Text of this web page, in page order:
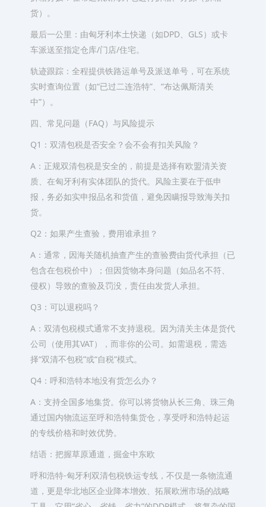
货）。
最后一公里：由匈牙利本土快递（如DPD、GLS）或卡
车派送至指定仓库/门店/住宅。
轨迹跟踪：全程提供铁路运单号及派送单号，可在系统
实时查询位置（如“已过二连浩特”、“布达佩斯清关
中”）。
四、常见问题（FAQ）与风险提示
Q1：双清包税是否安全？会不会有扣关风险？
A：正规双清包税是安全的，前提是选择有欧盟清关资
质、在匈牙利有实体团队的货代。风险主要在于低申
报，务必如实申报品名和货值，避免因瞒报导致海关扣
货。
Q2：如果产生查验，费用谁承担？
A：通常，因海关随机抽查产生的查验费由货代承担（已
包含在包税价中）；但因货物本身问题（如品名不符、
侵权）导致的查验及罚没，责任由发货人承担。
Q3：可以退税吗？
A：双清包税模式通常不支持退税。因为清关主体是货代
公司（使用其VAT），而非你的公司。如需退税，需选
择“双清不包税”或“自税”模式。
Q4：呼和浩特本地没有货怎么办？
A：支持全国多地集货。你可以将货物从长三角、珠三角
通过国内物流运至呼和浩特集货仓，享受呼和浩特起运
的专线价格和时效优势。
结语：把握草原通道，掘金中东欧
呼和浩特-匈牙利双清包税铁运专线，不仅是一条物流通
道，更是华北地区企业降本增效、拓展欧洲市场的战略